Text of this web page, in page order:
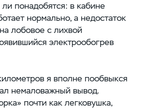
понадобятся: в кабине
нормально, а недостаток
лобовое с лихвой
электрообогрев
я вполне пообвыкся
немаловажный вывод.
почти как легковушка,